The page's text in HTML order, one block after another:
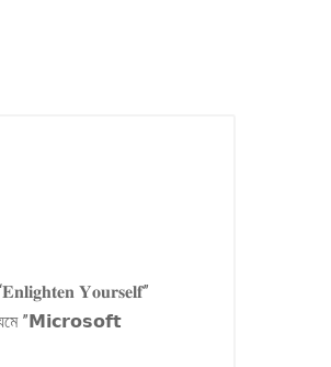
“𝐄𝐧𝐥𝐢𝐠𝐡𝐭𝐞𝐧 𝐘𝐨𝐮𝐫𝐬𝐞𝐥𝐟”
”𝗠𝗶𝗰𝗿𝗼𝘀𝗼𝗳𝘁